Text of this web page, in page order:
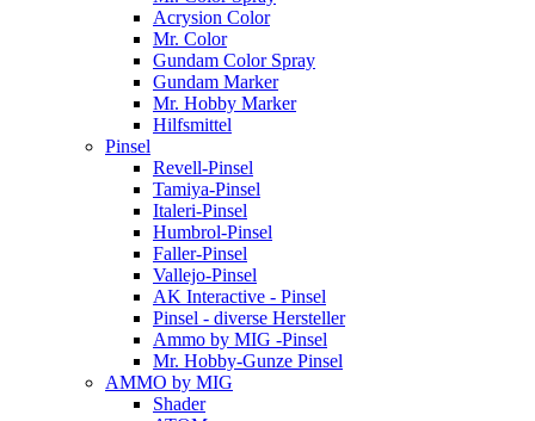
Acrysion Color
Mr. Color
Gundam Color Spray
Gundam Marker
Mr. Hobby Marker
Hilfsmittel
Pinsel
Revell-Pinsel
Tamiya-Pinsel
Italeri-Pinsel
Humbrol-Pinsel
Faller-Pinsel
Vallejo-Pinsel
AK Interactive - Pinsel
Pinsel - diverse Hersteller
Ammo by MIG -Pinsel
Mr. Hobby-Gunze Pinsel
AMMO by MIG
Shader